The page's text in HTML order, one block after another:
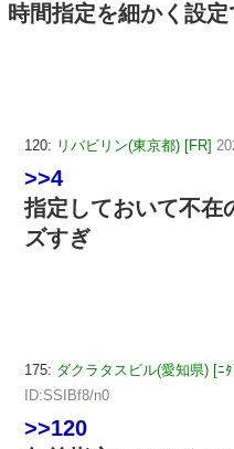
時間指定を細かく設
120: リバビリン(東京都) [FR]
>>4
指定しておいて不在
ズすぎ
175: ダクラタスビル(愛知県) [ﾆﾀ
ID:SSIBf8/n0
>>120